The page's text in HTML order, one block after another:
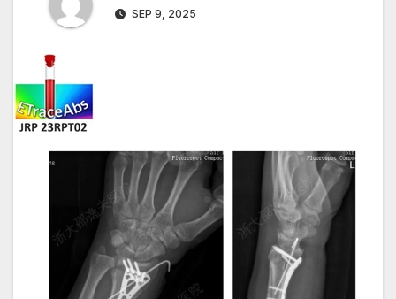
SEP 9, 2025